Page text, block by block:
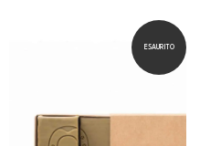
ESAURITO